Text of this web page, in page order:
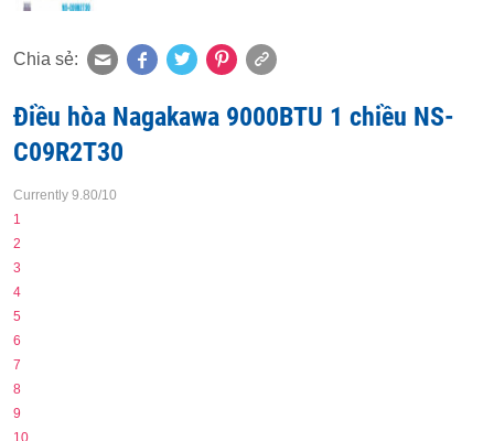
Chia sẻ:
Điều hòa Nagakawa 9000BTU 1 chiều NS-
C09R2T30
Currently 9.80/10
1
2
3
4
5
6
7
8
9
10